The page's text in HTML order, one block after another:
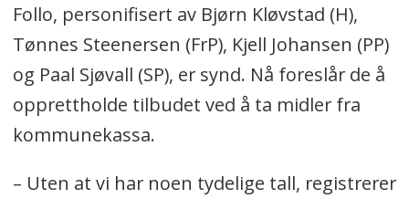
Follo, personifisert av Bjørn Kløvstad (H),
Tønnes Steenersen (FrP), Kjell Johansen (PP)
og Paal Sjøvall (SP), er synd. Nå foreslår de å
opprettholde tilbudet ved å ta midler fra
kommunekassa.
– Uten at vi har noen tydelige tall, registrerer